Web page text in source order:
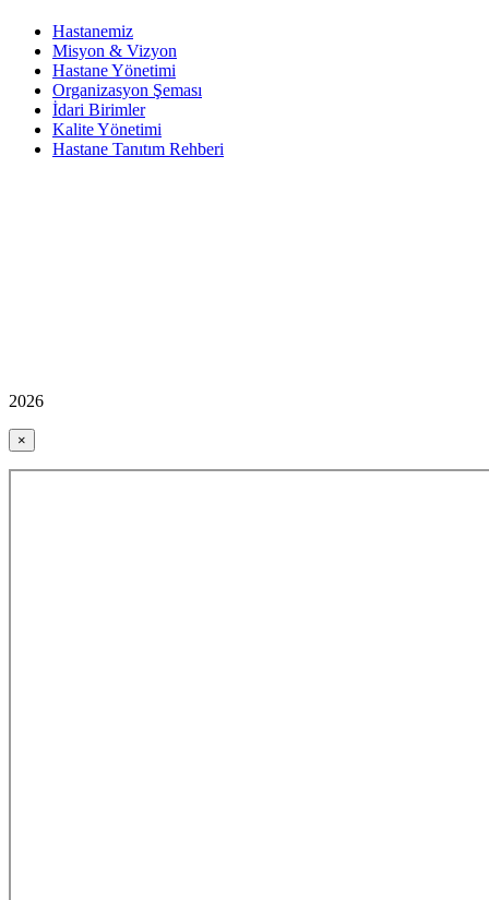
Hastanemiz
Misyon & Vizyon
Hastane Yönetimi
Organizasyon Şeması
İdari Birimler
Kalite Yönetimi
Hastane Tanıtım Rehberi
2026
×